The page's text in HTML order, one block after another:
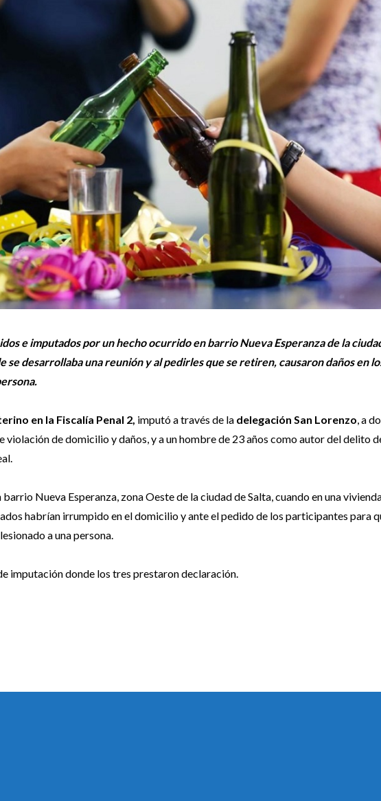
e imputados por un hecho ocurrido en barrio Nueva Esperanza de la
desarrollaba una reunión y al pedirles que se retiren, causaron daños en
en la Fiscalía Penal 2, imputó a través de la delegación San Lorenzo, a
violación de domicilio y daños, y a un hombre de 23 años como autor del delito
Nueva Esperanza, zona Oeste de la ciudad de Salta, cuando en una
habrían irrumpido en el domicilio y ante el pedido de los participantes para
a una persona.
imputación donde los tres prestaron declaración.